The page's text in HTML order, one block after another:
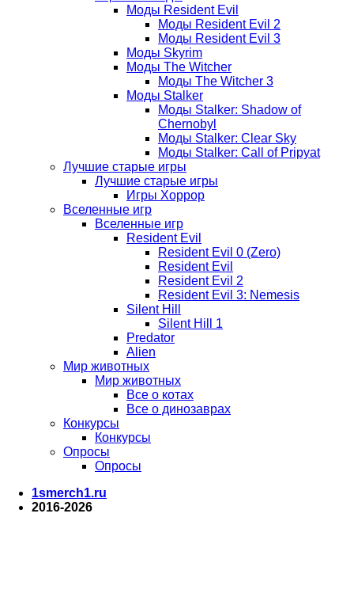
Моды Resident Evil
Моды Resident Evil 2
Моды Resident Evil 3
Моды Skyrim
Моды The Witcher
Моды The Witcher 3
Моды Stalker
Моды Stalker: Shadow of
Chernobyl
Моды Stalker: Clear Sky
Моды Stalker: Call of Pripyat
Лучшие старые игры
Лучшие старые игры
Игры Хоррор
Вселенные игр
Вселенные игр
Resident Evil
Resident Evil 0 (Zero)
Resident Evil
Resident Evil 2
Resident Evil 3: Nemesis
Silent Hill
Silent Hill 1
Predator
Alien
Мир животных
Мир животных
Все о котах
Все о динозаврах
Конкурсы
Конкурсы
Опросы
Опросы
1smerch1.ru
2016-2026